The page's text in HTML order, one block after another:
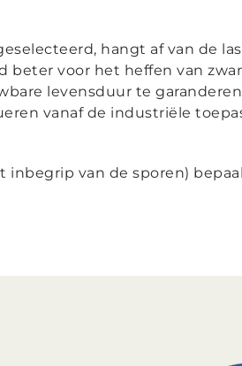
hangt af van de
beter voor het heffen van
levensduur te
vanaf de industriële
van de sporen)